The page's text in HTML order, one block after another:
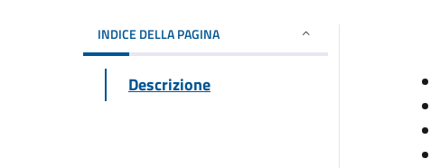
INDICE DELLA PAGINA
Descrizione